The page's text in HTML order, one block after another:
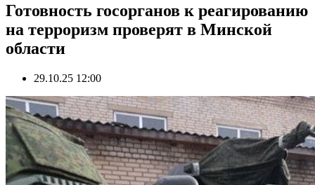
Готовность госорганов к реагированию
на терроризм проверят в Минской
области
29.10.25 12:00